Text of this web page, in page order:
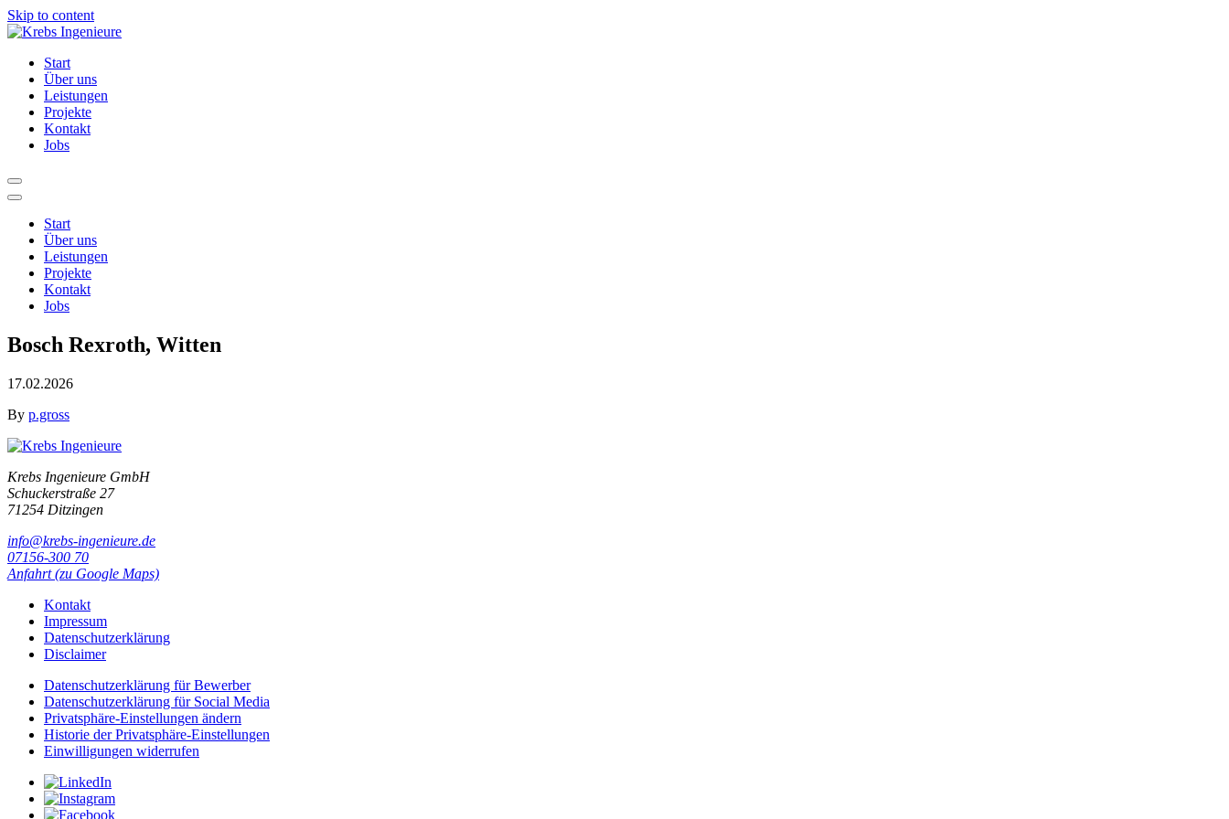
Skip to content
Start
Über uns
Leistungen
Projekte
Kontakt
Jobs
Start
Über uns
Leistungen
Projekte
Kontakt
Jobs
Bosch Rexroth, Witten
17.02.2026
By p.gross
Krebs Ingenieure GmbH
Schuckerstraße 27
71254 Ditzingen
info@krebs-ingenieure.de
07156-300 70
Anfahrt (zu Google Maps)
Kontakt
Impressum
Datenschutzerklärung
Disclaimer
Datenschutzerklärung für Bewerber
Datenschutzerklärung für Social Media
Privatsphäre-Einstellungen ändern
Historie der Privatsphäre-Einstellungen
Einwilligungen widerrufen